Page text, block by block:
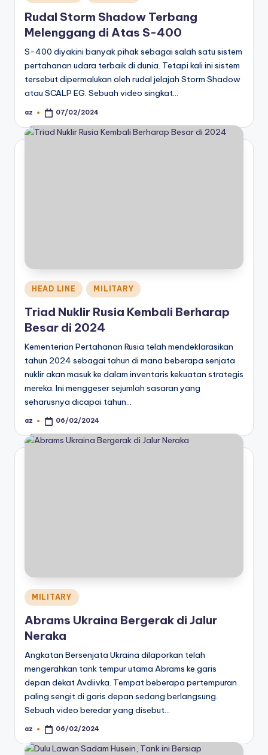
in
Rudal Storm Shadow Terbang
Melenggang di Atas S-400
S-400 diyakini banyak pihak sebagai salah satu sistem
pertahanan udara terbaik di dunia. Tetapi kali ini sistem
tersebut dipermalukan oleh rudal jelajah Storm Shadow
atau SCALP EG. Sebuah video singkat…
Posted
az 07/02/2024
Posted
in
HEAD LINE MILITARY
Triad Nuklir Rusia Kembali Berharap
Besar di 2024
Kementerian Pertahanan Rusia telah mendeklarasikan
tahun 2024 sebagai tahun di mana beberapa senjata
nuklir akan masuk ke dalam inventaris kekuatan strategis
mereka. Ini menggeser sejumlah sasaran yang
seharusnya dicapai tahun…
Posted
az 06/02/2024
Posted
in
MILITARY
Abrams Ukraina Bergerak di Jalur
Neraka
Angkatan Bersenjata Ukraina dilaporkan telah
mengerahkan tank tempur utama Abrams ke garis
depan dekat Avdiivka. Tempat beberapa pertempuran
paling sengit di garis depan sedang berlangsung.
Sebuah video beredar yang disebut…
Posted
az 06/02/2024